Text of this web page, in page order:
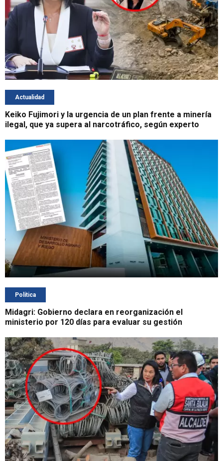
Actualidad
Keiko Fujimori y la urgencia de un plan frente a minería
ilegal, que ya supera al narcotráfico, según experto
Política
Midagri: Gobierno declara en reorganización el
ministerio por 120 días para evaluar su gestión